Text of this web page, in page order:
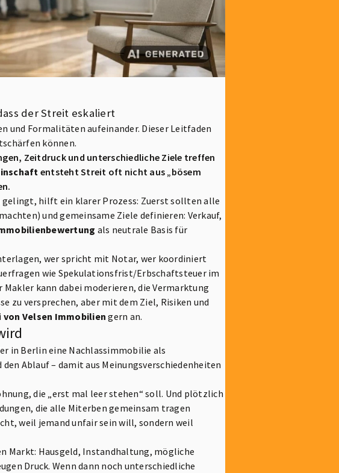
der Streit eskaliert
und Formalitäten aufeinander. Dieser Leitfaden
können.
Zeitdruck und unterschiedliche Ziele treffen
entsteht Streit oft nicht aus „bösem
hilft ein klarer Prozess: Zuerst sollten alle
und gemeinsame Ziele definieren: Verkauf,
als neutrale Basis für
wer spricht mit Notar, wer koordiniert
wie Spekulationsfrist/Erbschaftsteuer im
kann dabei moderieren, die Vermarktung
zu versprechen, aber mit dem Ziel, Risiken und
von Velsen Immobilien gern an.
in Berlin eine Nachlassimmobilie als
Ablauf – damit aus Meinungsverschiedenheiten
die „erst mal leer stehen“ soll. Und plötzlich
die alle Miterben gemeinsam tragen
weil jemand unfair sein will, sondern weil
Markt: Hausgeld, Instandhaltung, mögliche
Druck. Wenn dann noch unterschiedliche